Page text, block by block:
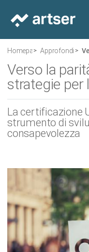
Homepage
Verso la
strategie per
La certificazione
strumento di
consapevolezza